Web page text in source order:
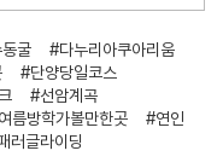
굴
#다누리아쿠아리움
#단양당일코스
#선암계곡
름방학가볼만한곳
#연인
러글라이딩